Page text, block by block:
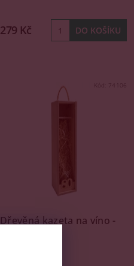
279 Kč
Kód: 74106
Dřevěná kazeta na víno -